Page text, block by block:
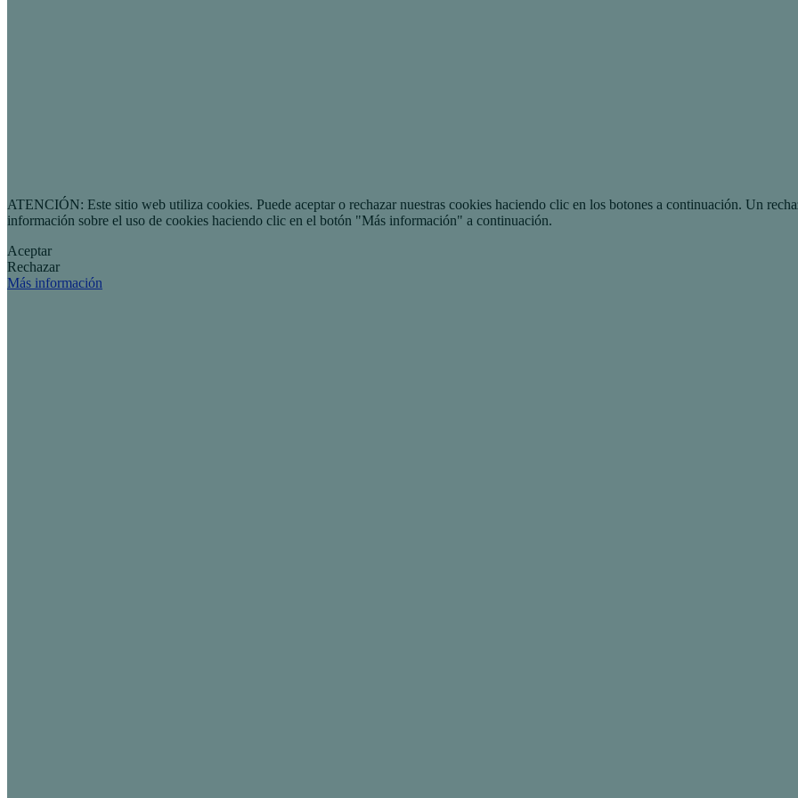
ATENCIÓN: Este sitio web utiliza cookies. Puede aceptar o rechazar nuestras cookies haciendo clic en los botones a continuación. Un
información sobre el uso de cookies haciendo clic en el botón "Más información" a continuación.
Aceptar
Rechazar
Más información